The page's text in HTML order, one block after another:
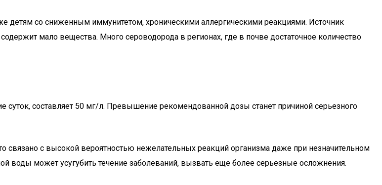
детям со сниженным иммунитетом, хроническими аллергическими реакциями. Источник
мало вещества. Много сероводорода в регионах, где в почве достаточное количество
суток, составляет 50 мг/л. Превышение рекомендованной дозы станет причиной серьезного
связано с высокой вероятностью нежелательных реакций организма даже при незначительном
воды может усугубить течение заболеваний, вызвать еще более серьезные осложнения.